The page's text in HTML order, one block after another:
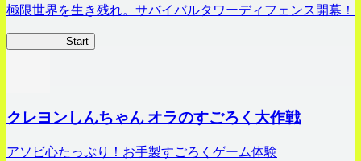
極限世界を生き残れ。サバイバルタワーディフェンス開幕！
Start
クレヨンしんちゃん オラのすごろく大作戦
アソビ心たっぷり！お手製すごろくゲーム体験